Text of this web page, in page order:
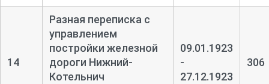
14
Разная переписка с
управлением
постройки железной
дороги Нижний-
Котельнич
09.01.1923
-
27.12.1923
306